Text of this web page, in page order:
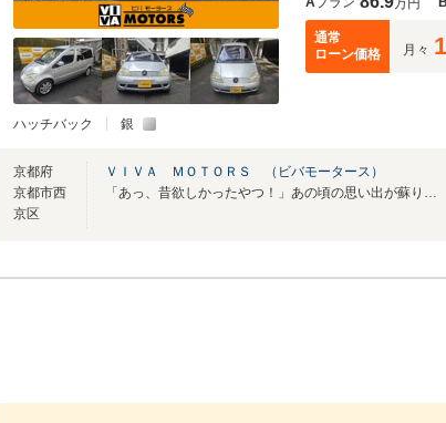
ハッチバック 銀
万円
通常
ローン価格
月々
京都府
京都市西
京区
ＶＩＶＡ ＭＯＴＯＲＳ （ビバモータース）
「あっ、昔欲しかったやつ！」あの頃の思い出が蘇りますね 時間外も対応してますよ